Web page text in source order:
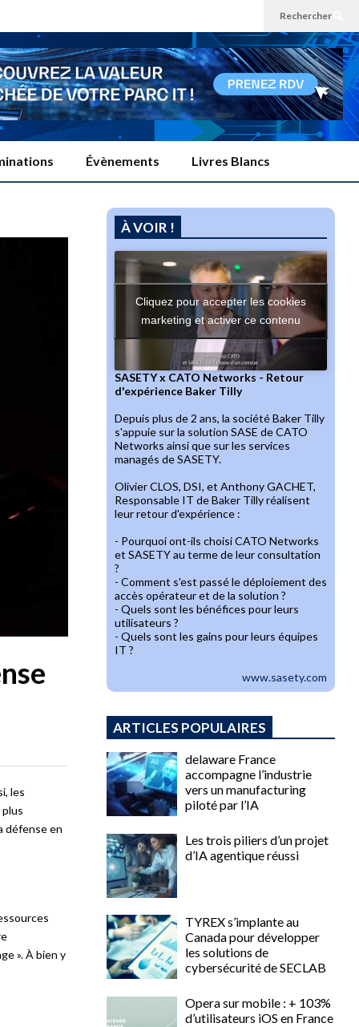
Rechercher
Évènements Livres Blancs
les
défense en
». À bien y
À VOIR !
Cliquez pour accepter les cookies
marketing et activer ce contenu
SASETY x CATO Networks - Retour
d'expérience Baker Tilly
Depuis plus de 2 ans, la société Baker Tilly
s'appuie sur la solution SASE de CATO
Networks ainsi que sur les services
managés de SASETY.
Olivier CLOS, DSI, et Anthony GACHET,
Responsable IT de Baker Tilly réalisent
leur retour d'expérience :
- Pourquoi ont-ils choisi CATO Networks
et SASETY au terme de leur consultation
?
- Comment s'est passé le déploiement des
accès opérateur et de la solution ?
- Quels sont les bénéfices pour leurs
utilisateurs ?
- Quels sont les gains pour leurs équipes
IT ?
www.sasety.com
ARTICLES POPULAIRES
delaware France
accompagne l’industrie
vers un manufacturing
piloté par l’IA
Les trois piliers d’un projet
d’IA agentique réussi
TYREX s’implante au
Canada pour développer
les solutions de
cybersécurité de SECLAB
Opera sur mobile : + 103%
d’utilisateurs iOS en France